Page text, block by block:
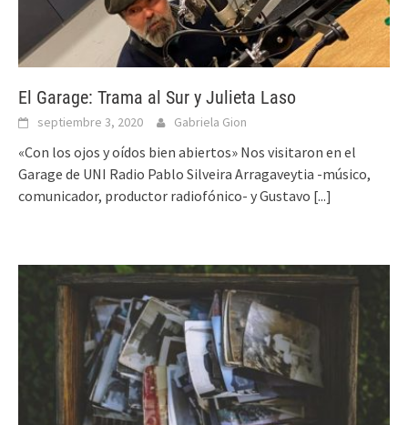
El Garage: Trama al Sur y Julieta Laso
septiembre 3, 2020 Gabriela Gion
«Con los ojos y oídos bien abiertos» Nos visitaron en el
Garage de UNI Radio Pablo Silveira Arragaveytia -músico,
comunicador, productor radiofónico- y Gustavo [...]